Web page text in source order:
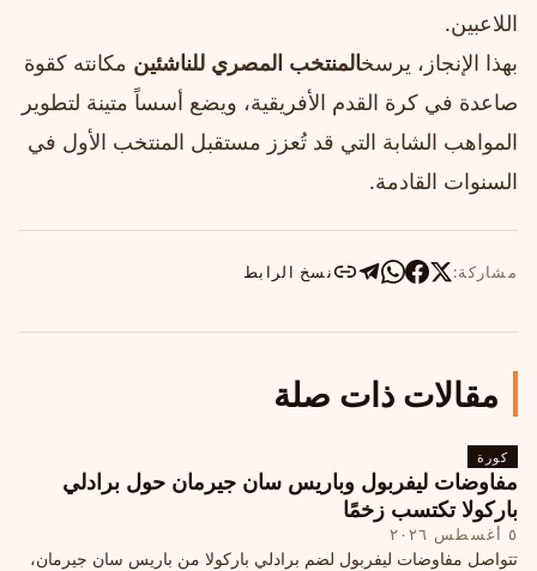
اللاعبين.
بهذا الإنجاز، يرسخالمنتخب المصري للناشئين مكانته كقوة
صاعدة في كرة القدم الأفريقية، ويضع أسساً متينة لتطوير
المواهب الشابة التي قد تُعزز مستقبل المنتخب الأول في
السنوات القادمة.
مشاركة: نسخ الرابط
مقالات ذات صلة
كورة
مفاوضات ليفربول وباريس سان جيرمان حول برادلي
باركولا تكتسب زخمًا
٥ أغسطس ٢٠٢٦
تتواصل مفاوضات ليفربول لضم برادلي باركولا من باريس سان جيرمان،